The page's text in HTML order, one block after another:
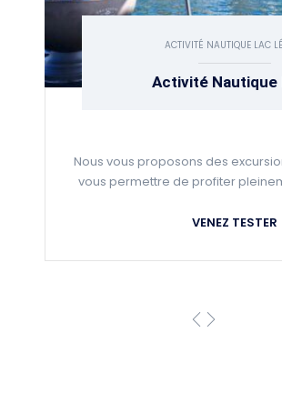
ACTIVITÉ NAUTIQUE LAC LÉMAN
Activité Nautique
Nous vous proposons des excursions
vous permettre de profiter pleinement
VENEZ TESTER